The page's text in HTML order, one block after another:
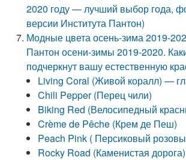
2020 году — лучший выбор года,
версии Института Пантон)
Модные цвета осень-зима 2019-
Пантон осени-зимы 2019-2020.
подчеркнут вашу естественную
Living Coral (Живой коралл) —
Chili Pepper (Перец чили)
Biking Red (Велосипедный
Crème de Pêche (Крем де Пеш)
Peach Pink ( Персиковый
Rocky Road (Каменистая дорога)